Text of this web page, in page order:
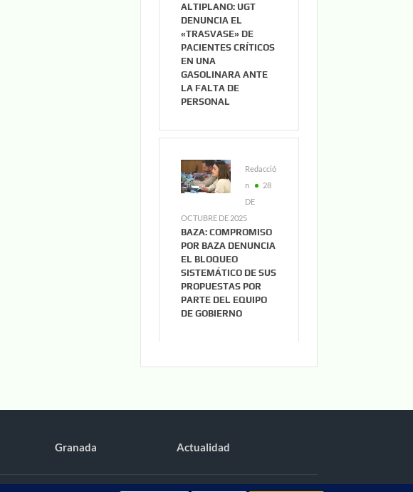
ALTIPLANO: UGT
DENUNCIA EL
«TRASVASE» DE
PACIENTES CRÍTICOS
EN UNA
GASOLINARA ANTE
LA FALTA DE
PERSONAL
Redacció
n
28
DE
OCTUBRE DE 2025
BAZA: COMPROMISO
POR BAZA DENUNCIA
EL BLOQUEO
SISTEMÁTICO DE SUS
PROPUESTAS POR
PARTE DEL EQUIPO
DE GOBIERNO
Granada Actualidad